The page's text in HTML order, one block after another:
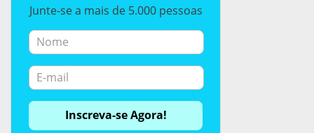
Junte-se a mais de 5.000 pessoas